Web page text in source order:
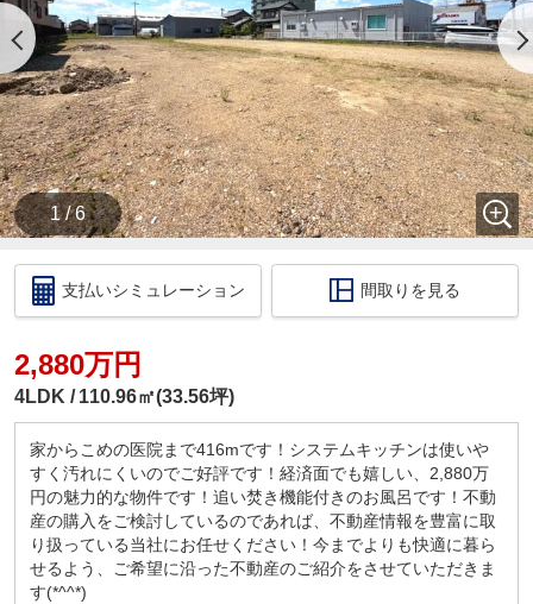
ホームページ】へ。
・ラインでのお問い合わせも出来ます。ID検索【＠
731koxur】
◇住宅ローンのご相談いつでも無料で受け付けます
◇
・いくら位の住宅を購入する方がいいの？
・今買うのがいいの？それとも、頭金を貯めてか
ら？
・いくらぐらいまで借りられるの？毎月の返済はい
くらになるの？
・車のローンがあっても住宅ローンは組めるの？
・自営業だけど大丈夫？
このような住宅購入に関する資金相談もお伺いいた
税金の控除、給付金のお話などもさせて頂きます。
□ご来店いただいた際には
カフェ感覚で、お気軽にお越しくださいませ！
キッズコーナー・お菓子サービス！
小さなお子様連れでもご安心してお越しください。
ブロックや積木、おままごとセットなど沢山のおも
ちゃ取り揃えております。お子様用ドリンク、子供
が大好きな駄菓子もご用意しております。
1 / 6
支払いシミュレーション 間取りを見る
2,880万円
4LDK 110.96㎡(33.56坪)
家からこめの医院まで416mです！システムキッチンは使いや
すく汚れにくいのでご好評です！経済面でも嬉しい、2,880万
円の魅力的な物件です！追い焚き機能付きのお風呂です！不動
産の購入をご検討しているのであれば、不動産情報を豊富に取
り扱っている当社にお任せください！今までよりも快適に暮ら
せるよう、ご希望に沿った不動産のご紹介をさせていただきま
す(*^^*)